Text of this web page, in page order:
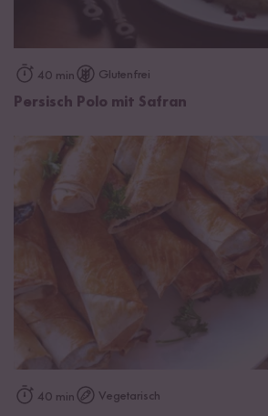
40 min Glutenfrei
Persisch Polo mit Safran
40 min Vegetarisch